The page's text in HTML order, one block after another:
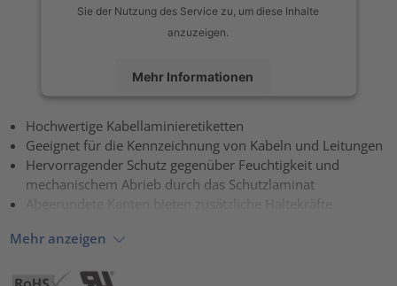
Sie der Nutzung des Service zu, um diese Inhalte
anzuzeigen.
Mehr Informationen
Akzeptieren
powered byUsercentrics Consent Management Platform
Hochwertige Kabellaminieretiketten
Geeignet für die Kennzeichnung von Kabeln und Leitungen
Hervorragender Schutz gegenüber Feuchtigkeit und
mechanischem Abrieb durch das Schutzlaminat
Abgerundete Kanten bieten zusätzliche Haltekräfte
Mehr anzeigen